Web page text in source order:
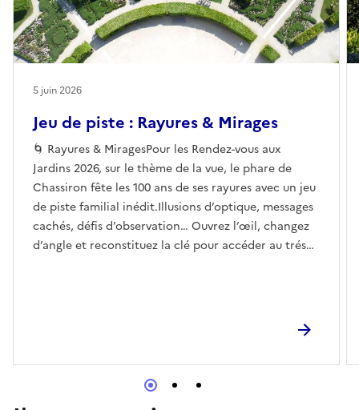
Jeu de piste : Rayures & Mirages
🌀 Rayures & MiragesPour les Rendez-vous aux
Jardins 2026, sur le thème de la vue, le phare de
Chassiron fête les 100 ans de ses rayures avec un jeu
de piste familial inédit.Illusions d’optique, messages
cachés, défis d’observation… Ouvrez l’œil, changez
d’angle et reconstituez la clé pour accéder au trésor
5 juin 2026